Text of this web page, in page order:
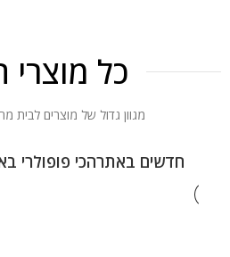
כל
מגוון גדול של מוצרים לבית
חדשים באתרהכי פופולרי